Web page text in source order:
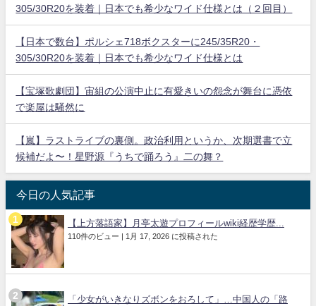
305/30R20を装着｜日本でも希少なワイド仕様とは（２回目）
【日本で数台】ポルシェ718ボクスターに245/35R20・
305/30R20を装着｜日本でも希少なワイド仕様とは
【宝塚歌劇団】宙組の公演中止に有愛きいの怨念が舞台に憑依
で楽屋は騒然に
【嵐】ラストライブの裏側。政治利用というか、次期選書で立
候補だよ〜！星野源『うちで踊ろう』二の舞？
今日の人気記事
【上方落語家】月亭太遊プロフィールwiki経歴学歴...
110件のビュー 1月 17, 2026 に投稿された
「少女がいきなりズボンをおろして」…中国人の「路